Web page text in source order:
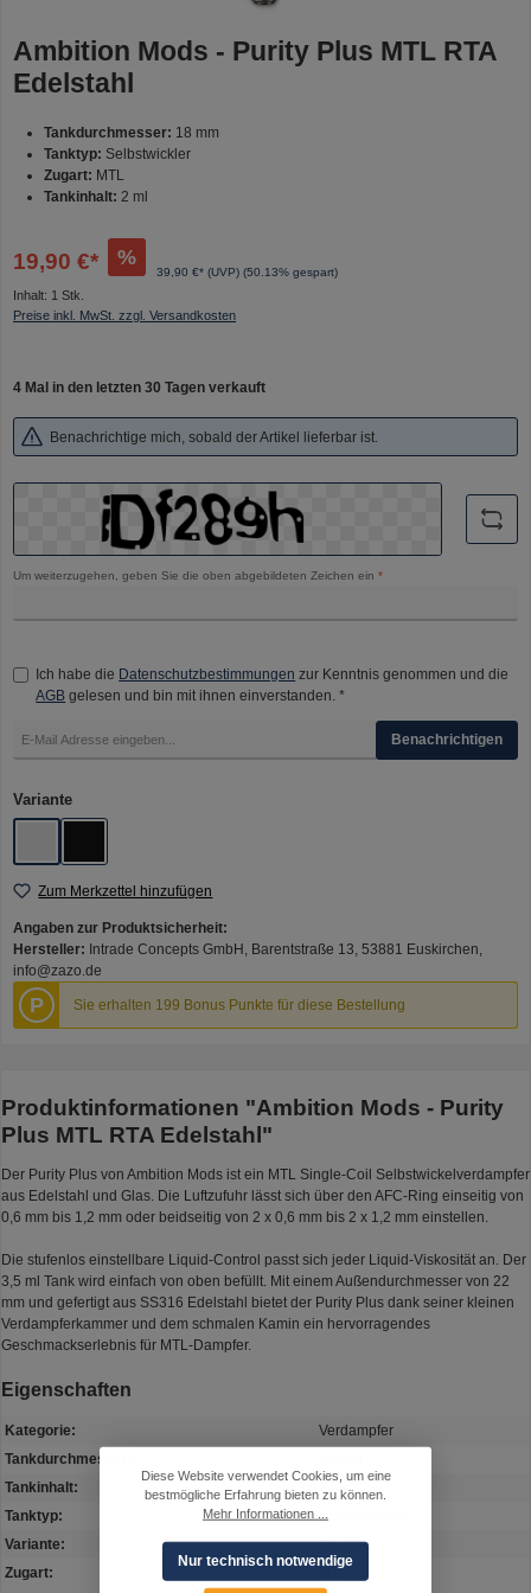
Ambition Mods - Purity Plus MTL RTA
Edelstahl
Tankdurchmesser: 18 mm
Tanktyp: Selbstwickler
Zugart: MTL
Tankinhalt: 2 ml
19,90 €* %
39,90 €* (UVP) (50.13% gespart)
Inhalt: 1 Stk.
Preise inkl. MwSt. zzgl. Versandkosten
4 Mal in den letzten 30 Tagen verkauft
Benachrichtige mich, sobald der Artikel lieferbar ist.
Um weiterzugehen, geben Sie die oben abgebildeten Zeichen ein *
Ich habe die Datenschutzbestimmungen zur Kenntnis genommen und die
AGB gelesen und bin mit ihnen einverstanden. *
Benachrichtigen
Varianteauswählen
Zum Merkzettel hinzufügen
Angaben zur Produktsicherheit:
Hersteller: Intrade Concepts GmbH, Barentstraße 13, 53881 Euskirchen,
info@zazo.de
P Sie erhalten 199 Bonus Punkte für diese Bestellung
Produktinformationen "Ambition Mods - Purity
Plus MTL RTA Edelstahl"
Der Purity Plus von Ambition Mods ist ein MTL Single-Coil Selbstwickelverdampfer
aus Edelstahl und Glas. Die Luftzufuhr lässt sich über den AFC-Ring einseitig von
0,6 mm bis 1,2 mm oder beidseitig von 2 x 0,6 mm bis 2 x 1,2 mm einstellen.
Die stufenlos einstellbare Liquid-Control passt sich jeder Liquid-Viskosität an. Der
3,5 ml Tank wird einfach von oben befüllt. Mit einem Außendurchmesser von 22
mm und gefertigt aus SS316 Edelstahl bietet der Purity Plus dank seiner kleinen
Verdampferkammer und dem schmalen Kamin ein hervorragendes
Geschmackserlebnis für MTL-Dampfer.
Eigenschaften
Kategorie:
Verdampfer
Tankdurchmesser:
Tankinhalt:
2 ml
Tanktyp:
Selbstwickler
Variante:
Edelstahl
Zugart:
MTL
Diese Website verwendet Cookies, um eine
bestmögliche Erfahrung bieten zu können.
Mehr Informationen ...
Nur technisch notwendige